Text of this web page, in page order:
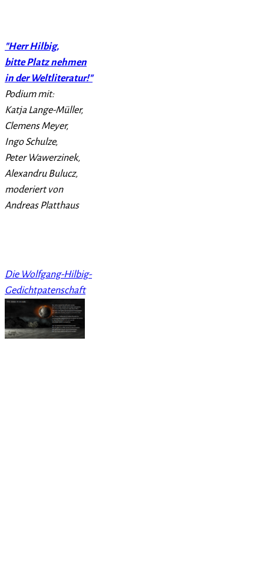
"Herr Hilbig,
bitte Platz nehmen
in der Weltliteratur!"
Podium mit:
Katja Lange-Müller,
Clemens Meyer,
Ingo Schulze,
Peter Wawerzinek,
Alexandru Bulucz,
moderiert von
Andreas Platthaus
Die Wolfgang-Hilbig-
Gedichtpatenschaft